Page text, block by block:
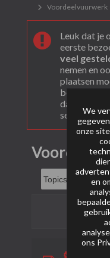
Voordeelvuurwerk
Leuk dat je
eerste
veel
nemen en
plaatsen
berichten
dat je wil
selectie.
We
onze
en
ons